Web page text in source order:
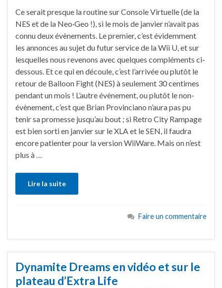
Ce serait presque la routine sur Console Virtuelle (de la
NES et de la Neo·Geo !), si le mois de janvier n’avait pas
connu deux évènements. Le premier, c’est évidemment
les annonces au sujet du futur service de la Wii U, et sur
lesquelles nous revenons avec quelques compléments ci-
dessous. Et ce qui en découle, c’est l’arrivée ou plutôt le
retour de Balloon Fight (NES) à seulement 30 centimes
pendant un mois ! L’autre évènement, ou plutôt le non-
évènement, c’est que Brian Provinciano n’aura pas pu
tenir sa promesse jusqu’au bout ; si Retro City Rampage
est bien sorti en janvier sur le XLA et le SEN, il faudra
encore patienter pour la version WiiWare. Mais on n’est
plus à …
Lire la suite
Faire un commentaire
Dynamite Dreams en vidéo et sur le
plateau d’Extra Life